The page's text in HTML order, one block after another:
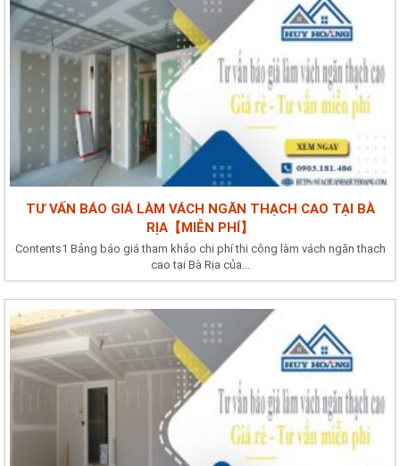
TƯ VẤN BÁO GIÁ LÀM VÁCH NGĂN THẠCH CAO TẠI BÀ
RỊA【MIỄN PHÍ】
Contents1 Bảng báo giá tham khảo chi phí thi công làm vách ngăn thạch
cao tại Bà Rịa của...